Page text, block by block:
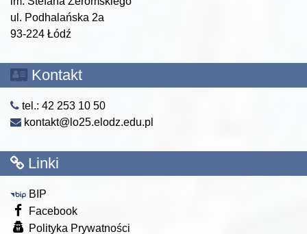
ul. Podhalańska 2a
93-224 Łódź
Kontakt
tel.: 42 253 10 50
kontakt@lo25.elodz.edu.pl
Linki
BIP
Facebook
Polityka Prywatności